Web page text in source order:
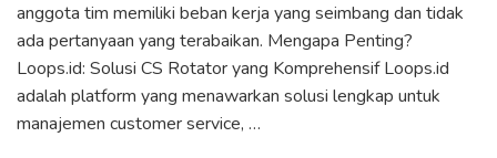
anggota tim memiliki beban kerja yang seimbang dan tidak
ada pertanyaan yang terabaikan. Mengapa Penting?
Loops.id: Solusi CS Rotator yang Komprehensif Loops.id
adalah platform yang menawarkan solusi lengkap untuk
manajemen customer service, …